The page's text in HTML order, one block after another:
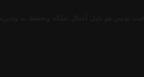
تونس هو دليل أعمال تملكه وتحتفظ به وتديره